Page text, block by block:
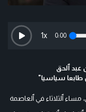
0:00
1x
ٱلحق
طابعا سياسيا"
ٱلثلاثاء في ٱلعاصمة